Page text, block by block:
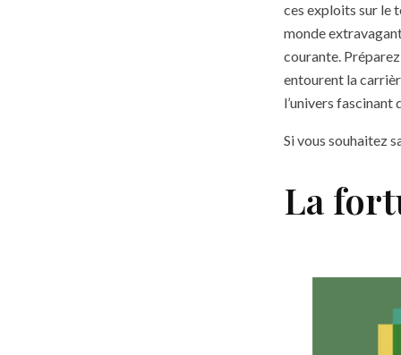
ces exploits sur le
monde
courante.
entourent la
l’univers
Si vous souhaitez
La